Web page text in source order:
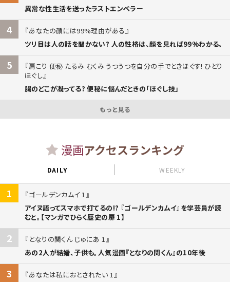
異常な性生活を送ったラストエンペラー
4
あなたの顔には99%理由がある
ツリ目は人の話を聞かない? 人の性格は、顔を見れば99%わかる。
5
肩こり 便秘 たるみ むくみ うつうつを自分の手でときほぐす! ひとり
ほぐし
腸のどこが凝ってる? 便秘に悩んだときの「ほぐし技」
もっと見る
漫画アクセスランキング
DAILY WEEKLY
1
ゴールデンカムイ 1
アイヌ語ってスマホで打てるの!? 『ゴールデンカムイ』を学芸員が読
むと。【マンガでひらく歴史の扉 1】
2
となりの関くん じゅにあ 1
あの2人が結婚、子供も。人気漫画『となりの関くん』の10年後
3
あなたは私におとされたい 1